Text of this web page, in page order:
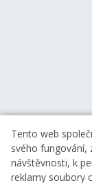
Tento web
svého fungování,
návštěvnosti, k
reklamy soubory